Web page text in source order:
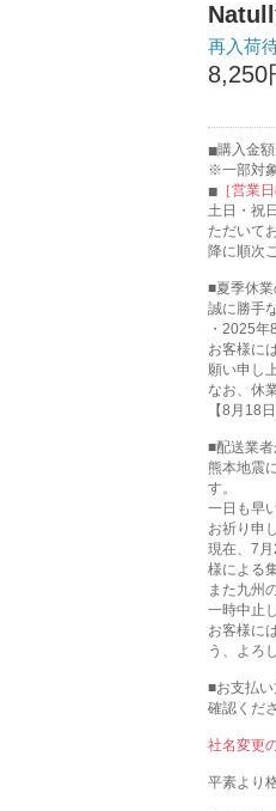
再入荷
8,250
購入金
※一部対
［営業
土日・祝
ただいて
降に順次
■夏季休
誠に勝手
・2025
お客様に
願い申し
なお、休
【8月18
■配送業
熊本地震
す。
一日も早
お祈り申
現在、7
様による
また九州
一時中止
お客様に
う、よろ
■お支払
確認くだ
社名変更
平素より